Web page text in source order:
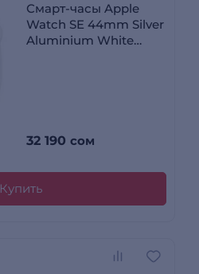
Смарт-часы Apple
Watch SE 44mm Silver
Aluminium White
32 190 сом
Купить